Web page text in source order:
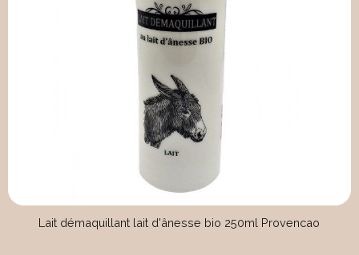
Lait démaquillant lait d'ânesse bio 250ml Provencao